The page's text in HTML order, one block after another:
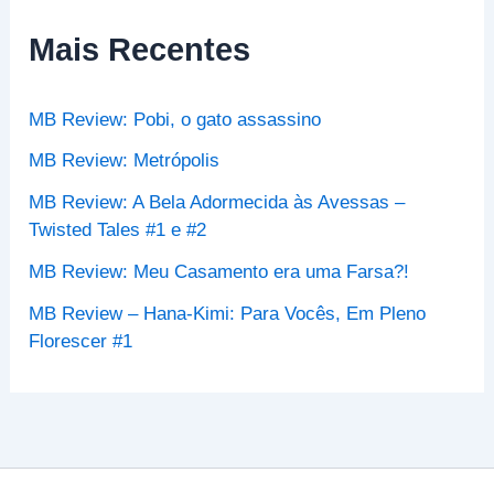
s
a
o
:
Mais Recentes
MB Review: Pobi, o gato assassino
MB Review: Metrópolis
MB Review: A Bela Adormecida às Avessas –
Twisted Tales #1 e #2
MB Review: Meu Casamento era uma Farsa?!
MB Review – Hana-Kimi: Para Vocês, Em Pleno
Florescer #1